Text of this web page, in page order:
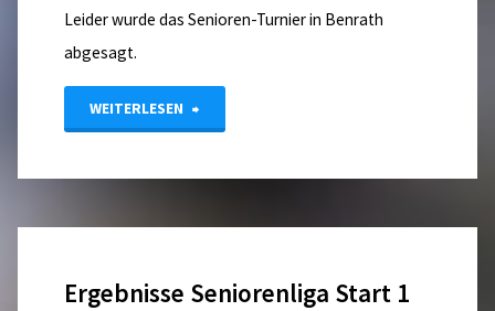
Leider wurde das Senioren-Turnier in Benrath
abgesagt.
WEITERLESEN "Terminplan
Update
Ergebnisse Seniorenliga Start 1